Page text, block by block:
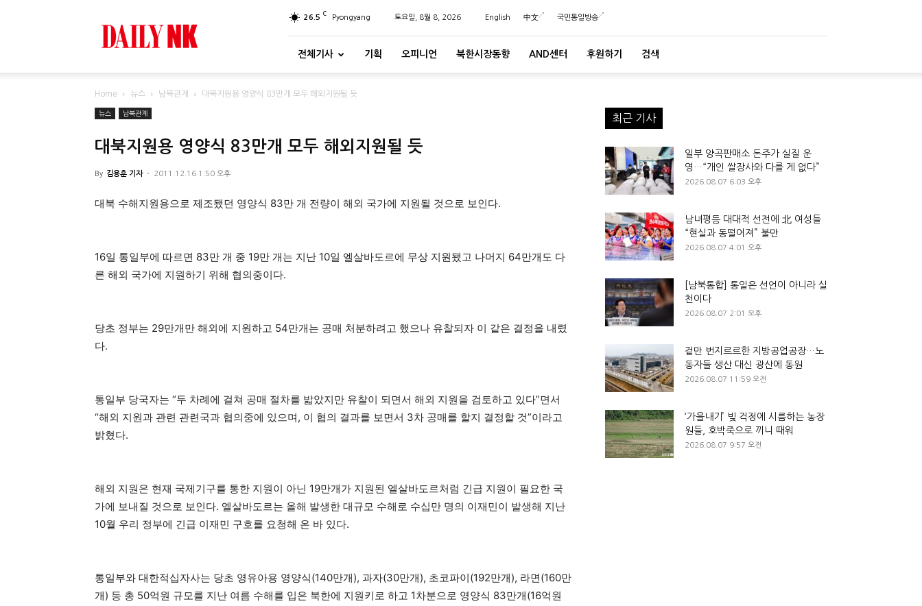
26.5 C Pyongyang 토요일, 8월 8, 2026 English 中文 국민통일방송
전체기사 기획 오피니언 북한시장동향 AND센터 후원하기 검색
Home 뉴스 남북관계 대북지원용 영양식 83만개 모두 해외지원될 듯
뉴스 남북관계
대북지원용 영양식 83만개 모두 해외지원될 듯
By 김용훈 기자 - 2011.12.16 1:50 오후
대북 수해지원용으로 제조됐던 영양식 83만 개 전량이 해외 국가에 지원될 것으로 보인다.
16일 통일부에 따르면 83만 개 중 19만 개는 지난 10일 엘살바도르에 무상 지원됐고 나머지 64만개도 다
른 해외 국가에 지원하기 위해 협의중이다.
당초 정부는 29만개만 해외에 지원하고 54만개는 공매 처분하려고 했으나 유찰되자 이 같은 결정을 내렸
다.
통일부 당국자는 “두 차례에 걸쳐 공매 절차를 밟았지만 유찰이 되면서 해외 지원을 검토하고 있다”면서
“해외 지원과 관련 관련국과 협의중에 있으며, 이 협의 결과를 보면서 3차 공매를 할지 결정할 것”이라고
밝혔다.
해외 지원은 현재 국제기구를 통한 지원이 아닌 19만개가 지원된 엘살바도르처럼 긴급 지원이 필요한 국
가에 보내질 것으로 보인다. 엘살바도르는 올해 발생한 대규모 수해로 수십만 명의 이재민이 발생해 지난
10월 우리 정부에 긴급 이재민 구호를 요청해 온 바 있다.
통일부와 대한적십자사는 당초 영유아용 영양식(140만개), 과자(30만개), 초코파이(192만개), 라면(160만
개) 등 총 50억원 규모를 지난 여름 수해를 입은 북한에 지원키로 하고 1차분으로 영양식 83만개(16억원
최근 기사
일부 양곡판매소 돈주가 실질 운
영…“개인 쌀장사와 다를 게 없다”
2026.08.07 6:03 오후
남녀평등 대대적 선전에 北 여성들
“현실과 동떨어져” 불만
2026.08.07 4:01 오후
[남북통합] 통일은 선언이 아니라 실
천이다
2026.08.07 2:01 오후
겉만 번지르르한 지방공업공장…노
동자들 생산 대신 광산에 동원
2026.08.07 11:59 오전
‘가을내기’ 빚 걱정에 시름하는 농장
원들, 호박죽으로 끼니 때워
2026.08.07 9:57 오전